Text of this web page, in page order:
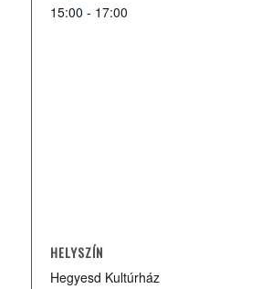
15:00 - 17:00
HELYSZÍN
Hegyesd Kultúrház